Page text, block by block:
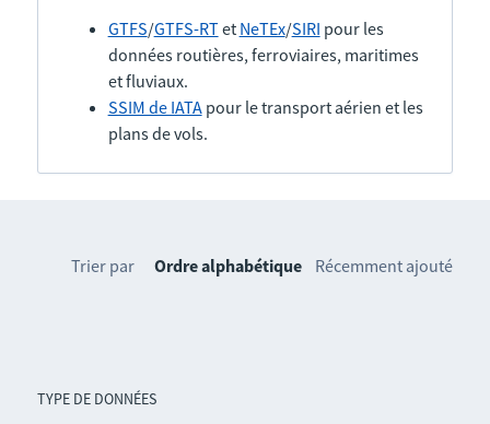
GTFS/GTFS-RTet NeTEx/SIRI pour les
données routières, ferroviaires, maritimes
et fluviaux.
SSIM de IATApour le transport aérien et les
plans de vols.
TYPE DE DONNÉES
Trier par Ordre alphabétique Récemment ajouté